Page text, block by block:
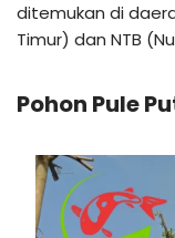
ditemukan di
Timur) dan NTB
Pohon Pule